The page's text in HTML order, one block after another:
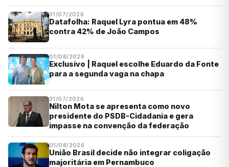
31/07/2026
Datafolha: Raquel Lyra pontua em 48%
contra 42% de João Campos
01/08/2026
Exclusivo | Raquel escolhe Eduardo da Fonte
para a segunda vaga na chapa
31/07/2026
Nilton Mota se apresenta como novo
presidente do PSDB-Cidadania e gera
impasse na convenção da federação
01/08/2026
União Brasil decide não integrar coligação
majoritária em Pernambuco